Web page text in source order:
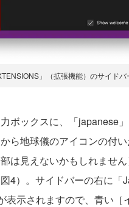
」（拡張機能）のサイドバ
ボックスに、「japanese
ら地球儀のアイコンの付
は見えないかもしれませ
4）。サイドバーの右に
表示されますので、青い［